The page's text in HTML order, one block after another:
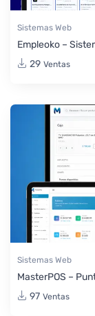
Sistemas Web
Empleoko –
29 Ventas
Sistemas Web
MasterPOS –
97 Ventas